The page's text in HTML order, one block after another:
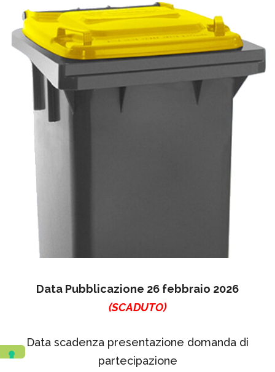
Data Pubblicazione 26 febbraio 2026
(SCADUTO)
Data scadenza presentazione domanda di
partecipazione